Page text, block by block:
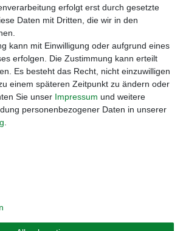
erfolgt erst durch gesetzte
Daten mit Dritten, die wir in den
kann mit Einwilligung oder aufgrund eines
erfolgen. Die Zustimmung kann erteilt
Es besteht das Recht, nicht einzuwilligen
einem späteren Zeitpunkt zu ändern oder
Sie unser Impressum und weitere
personenbezogener Daten in unserer